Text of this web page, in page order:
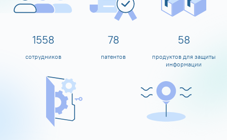
1600
сотрудников
80
патентов
60
продуктов для защиты
информации